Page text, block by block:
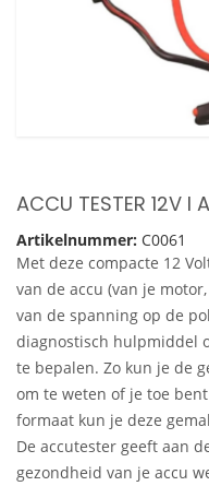
Artikelnummer: C0061
Met deze compacte 12
van de accu (van je
van de spanning op de
diagnostisch hulpmiddel
te bepalen. Zo kun je de
om te weten of je toe
formaat kun je deze
De accutester geeft aan
gezondheid van je accu